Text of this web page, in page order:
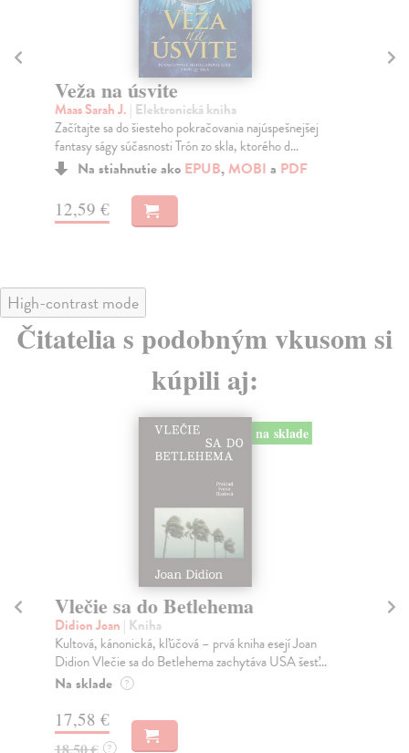
Veža na úsvite
Maas Sarah J. | Elektronická kniha
Začítajte sa do šiesteho pokračovania najúspešnejšej
fantasy ságy súčasnosti Trón zo skla, ktorého d...
Na stiahnutie ako EPUB,MOBI a PDF
12,59 €
High-contrast mode
Čitatelia s podobným vkusom si
kúpili aj:
na sklade
Vlečie sa do Betlehema
Didion Joan | Kniha
Kultová, kánonická, kľúčová – prvá kniha esejí Joan
Didion Vlečie sa do Betlehema zachytáva USA šesť...
Na sklade ?
17,58 €
?